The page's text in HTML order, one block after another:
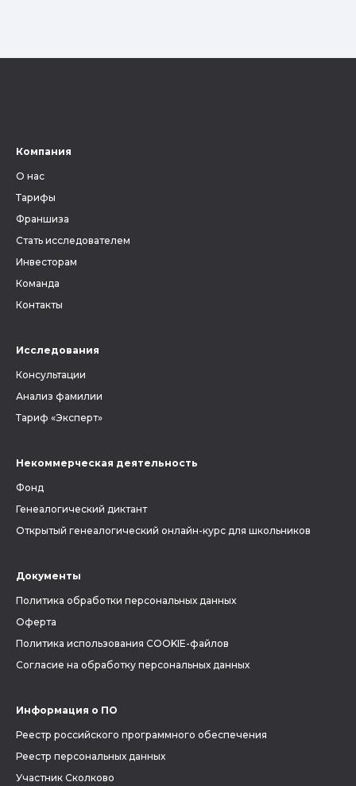
Компания
О нас
Тарифы
Франшиза
Стать исследователем
Инвесторам
Команда
Контакты
Исследования
Консультации
Анализ фамилии
Тариф «Эксперт»
Некоммерческая деятельность
Фонд
Генеалогический диктант
Открытый генеалогический онлайн-курс для школьников
Документы
Политика обработки персональных данных
Оферта
Политика использования COOKIE-файлов
Согласие на обработку персональных данных
Информация о ПО
Реестр российского программного обеспечения
Реестр персональных данных
Участник Сколково